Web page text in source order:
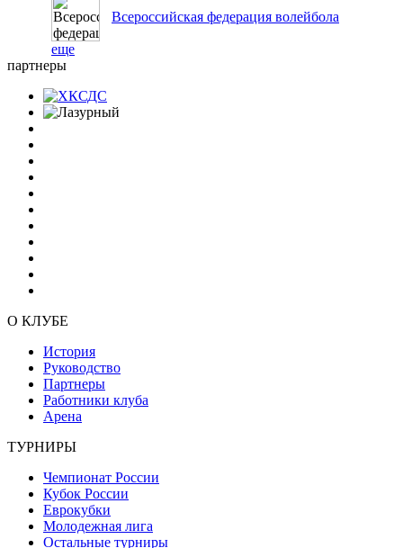
Всероссийская федерация волейбола
еще
партнеры
О КЛУБЕ
История
Руководство
Партнеры
Работники клуба
Арена
ТУРНИРЫ
Чемпионат России
Кубок России
Еврокубки
Молодежная лига
Остальные турниры